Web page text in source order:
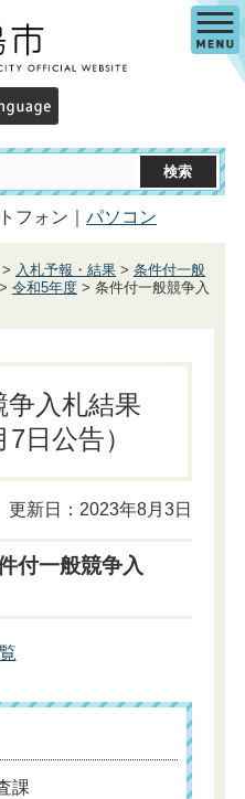
フォン｜ パソコン
入札予報・結果> 条件付一般
> 令和5年度> 条件付一般競争入
争入札結果
7日公告）
更新日：2023年8月3日
付一般競争入
課